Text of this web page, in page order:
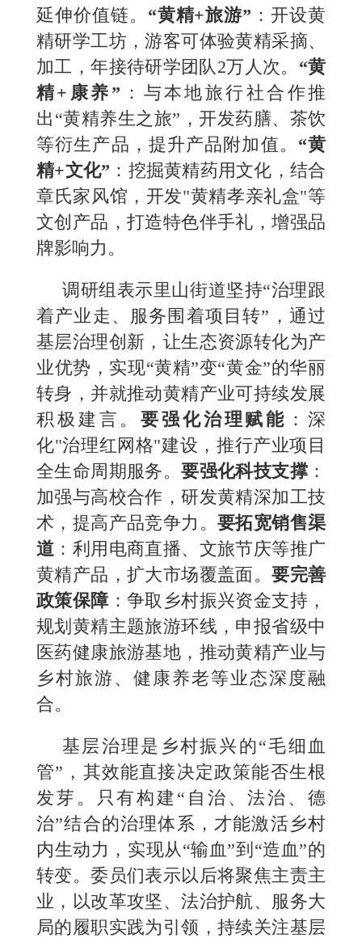
延伸价值链。 “黄精+旅游” ：开设黄
精研学工坊，游客可体验黄精采摘、
加工，年接待研学团队2万人次。 “黄
精+康养” ： 与本地旅行社合作推
出“黄精养生之旅”，开发药膳、茶饮
等衍生产品，提升产品附加值。 “黄
精+文化” ：挖掘黄精药用文化，结合
章氏家风馆，开发"黄精孝亲礼盒"等
文创产品，打造特色伴手礼，增强品
牌影响力。
调研组表示里山街道坚持“治理跟
着产业走、服务围着项目转”，通过
基层治理创新，让生态资源转化为产
业优势，实现“黄精”变“黄金”的华丽
转身，并就推动黄精产业可持续发展
积极建言。要强化治理赋能 ：深
化"治理红网格"建设，推行产业项目
全生命周期服务。要强化科技支撑 ：
加强与高校合作，研发黄精深加工技
术，提高产品竞争力。 要拓宽销售渠
道： 利用电商直播、文旅节庆等推广
黄精产品，扩大市场覆盖面。要完善
政策保障：争取乡村振兴资金支持，
规划黄精主题旅游环线，申报省级中
医药健康旅游基地，推动黄精产业与
乡村旅游、健康养老等业态深度融
合。
基层治理是乡村振兴的“毛细血
管”，其效能直接决定政策能否生根
发芽。只有构建“自治、法治、德
治”结合的治理体系，才能激活乡村
内生动力，实现从“输血”到“造血”的
转变。委员们表示以后将聚焦主责主
业，以改革攻坚、法治护航、服务大
局的履职实践为引领，持续关注基层